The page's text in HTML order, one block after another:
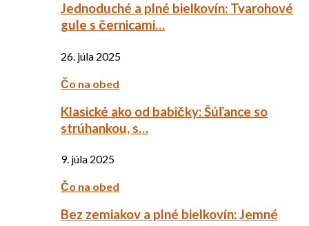
Jednoduché a plné bielkovín: Tvarohové
gule s černicami…
26. júla 2025
Čo na obed
Klasické ako od babičky: Šúľance so
strúhankou, s…
9. júla 2025
Čo na obed
Bez zemiakov a plné bielkovín: Jemné